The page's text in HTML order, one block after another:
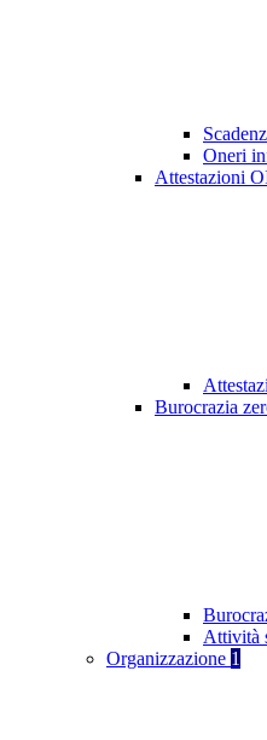
Oneri
Attestazioni
Burocrazia
Attività
Organizzazione 1